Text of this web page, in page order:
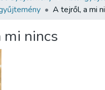
A tejről, a mi
nincs